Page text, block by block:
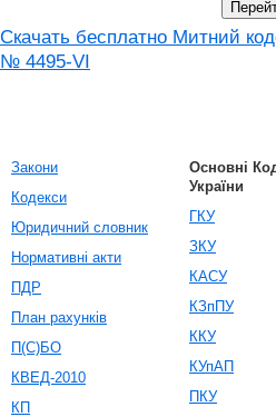
Скачать бесплатно Митний
№ 4495-VI
Закони
Кодекси
Юридичний словник
Нормативні акти
ПДР
План рахунків
П(С)БО
КВЕД-2010
КП
Основні
України
ГКУ
ЗКУ
КАСУ
КЗпПУ
ККУ
КУпАП
ПКУ